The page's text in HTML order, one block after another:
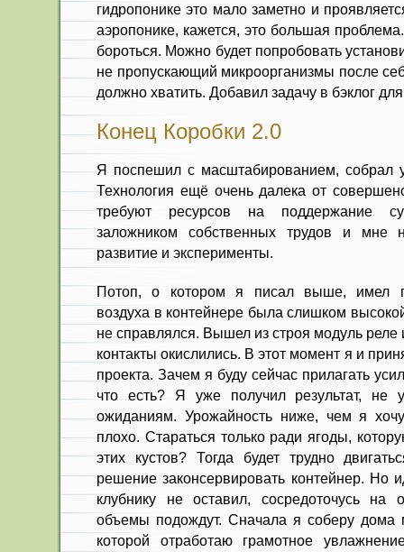
гидропонике это мало заметно и
аэропонике, кажется, это большая
бороться. Можно будет попробовать
не пропускающий микроорганизмы после
должно хватить. Добавил задачу в бэклог
Конец Коробки 2.0
Я поспешил с масштабированием, собрал
Технология ещё очень далека от
требуют ресурсов на поддержание
заложником собственных трудов и мне
развитие и эксперименты.
Потоп, о котором я писал выше, имел
воздуха в контейнере была слишком
не справлялся. Вышел из строя модуль
контакты окислились. В этот момент я и
проекта. Зачем я буду сейчас прилагать
что есть? Я уже получил результат, не
ожиданиям. Урожайность ниже, чем я
плохо. Стараться только ради ягоды,
этих кустов? Тогда будет трудно
решение законсервировать контейнер. Но
клубнику не оставил, сосредоточусь на
объемы подождут. Сначала я соберу дома
которой отработаю грамотное